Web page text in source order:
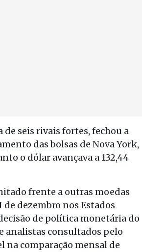
de seis rivais fortes, fechou a
das bolsas de Nova York,
o dólar avançava a 132,44
frente a outras moedas
dezembro nos Estados
de política monetária do
analistas consultados pelo
na comparação mensal de